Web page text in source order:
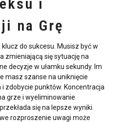
i
na Grę
do sukcesu. Musisz być w
zmieniającą się sytuację na
decyzje w ułamku sekundy. Im
masz szanse na uniknięcie
zdobycie punktów. Koncentracja
grze i wyeliminowanie
się na lepsze wyniki.
rozproszenie uwagi może